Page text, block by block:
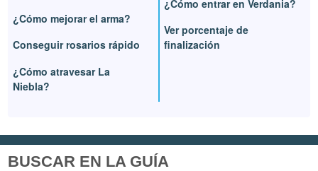
¿Cómo mejorar el arma?
Conseguir rosarios rápido
¿Cómo atravesar La
Niebla?
¿Cómo entrar en Verdania?
Ver porcentaje de
finalización
BUSCAR EN LA GUÍA